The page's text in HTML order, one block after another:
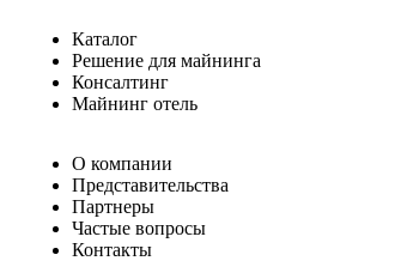
Каталог
Решение для майнинга
Консалтинг
Майнинг отель
О компании
Представительства
Партнеры
Частые вопросы
Контакты